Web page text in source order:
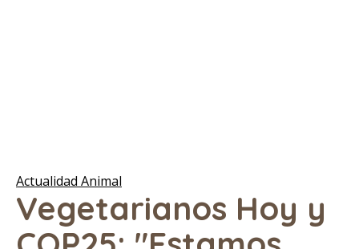
Actualidad Animal
Vegetarianos Hoy y